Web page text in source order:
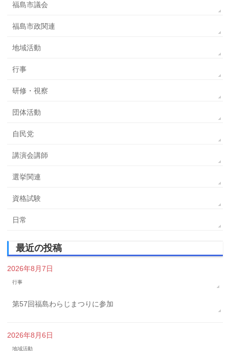
福島市議会
福島市政関連
地域活動
行事
研修・視察
団体活動
自民党
講演会講師
選挙関連
資格試験
日常
最近の投稿
2026年8月7日
行事
第57回福島わらじまつりに参加
2026年8月6日
地域活動